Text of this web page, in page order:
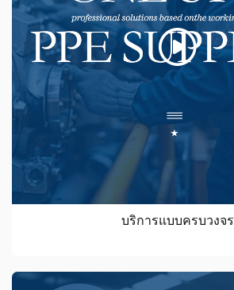
บริการแบบครบวงจร